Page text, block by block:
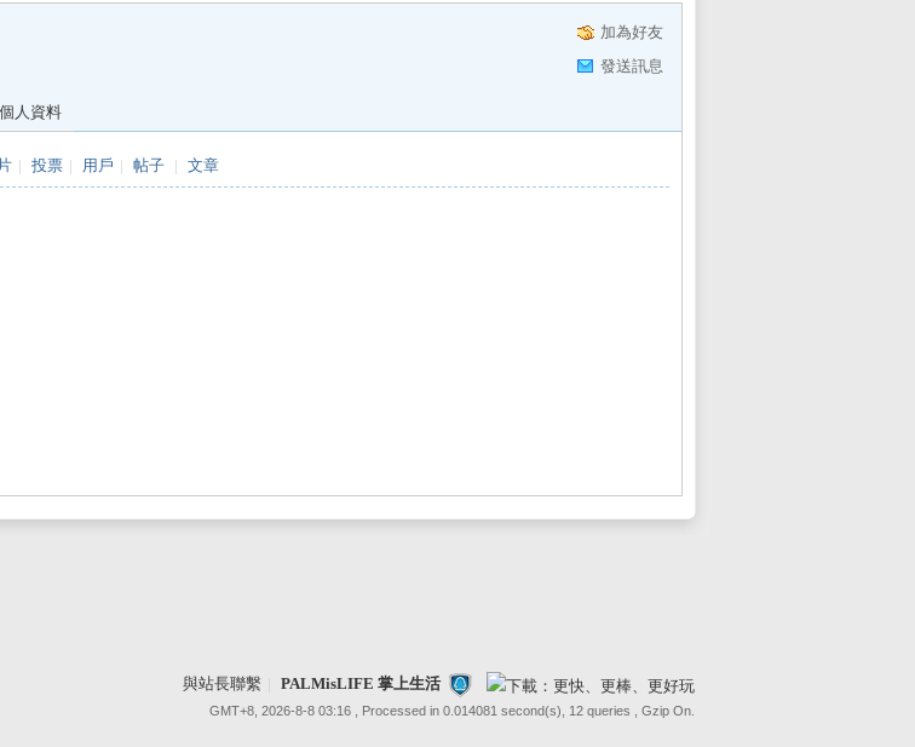
加為好友
發送訊息
個人資料
| 投票 | 用戶 | 帖子 | 文章
與站長聯繫 PALMisLIFE 掌上生活
GMT+8, 2026-8-8 03:16 , Processed in 0.014081 second(s), 12 queries , Gzip On.